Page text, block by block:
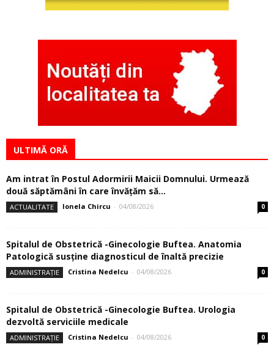
ULTIMĂ ORĂ
Am intrat în Postul Adormirii Maicii Domnului. Urmează
două săptămâni în care învăţăm să...
ACTUALITATE Ionela Chircu - 04/08/2026 0
Spitalul de Obstetrică -Ginecologie Buftea. Anatomia
Patologică susţine diagnosticul de înaltă precizie
ADMINISTRAȚIE Cristina Nedelcu - 04/08/2026 0
Spitalul de Obstetrică -Ginecologie Buftea. Urologia
dezvoltă serviciile medicale
ADMINISTRAȚIE Cristina Nedelcu - 04/08/2026 0